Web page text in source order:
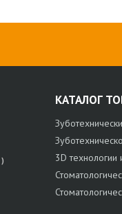
КАТАЛОГ
3D технологии